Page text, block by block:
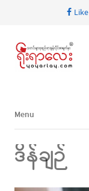
Menu
Menu
ဒိန်ချဉ်